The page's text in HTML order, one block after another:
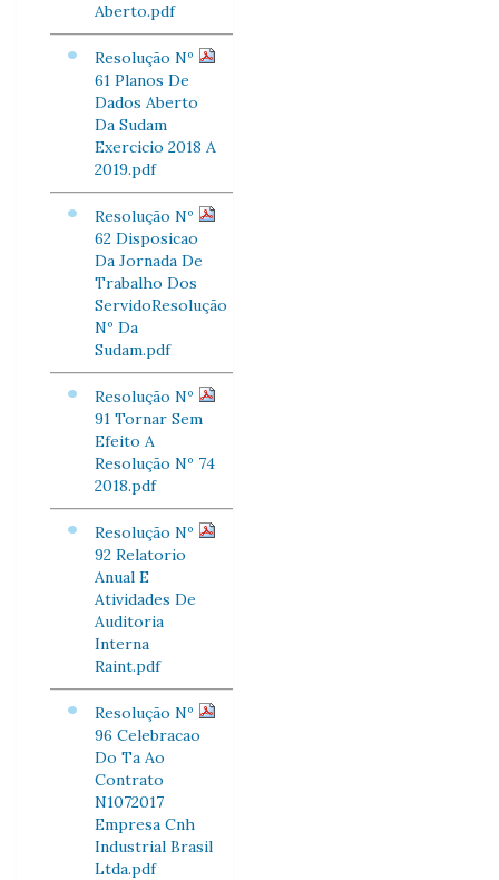
Aberto.pdf
Resolução Nº
61 Planos De
Dados Aberto
Da Sudam
Exercicio 2018 A
2019.pdf
Resolução Nº
62 Disposicao
Da Jornada De
Trabalho Dos
ServidoResolução
Nº Da
Sudam.pdf
Resolução Nº
91 Tornar Sem
Efeito A
Resolução Nº 74
2018.pdf
Resolução Nº
92 Relatorio
Anual E
Atividades De
Auditoria
Interna
Raint.pdf
Resolução Nº
96 Celebracao
Do Ta Ao
Contrato
N1072017
Empresa Cnh
Industrial Brasil
Ltda.pdf